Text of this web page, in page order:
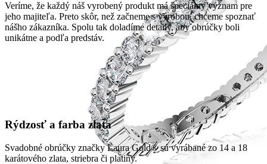
Veríme, že každý náš vyrobený produkt má špeciálny význam pre
jeho majiteľa. Preto skôr, než začneme s výrobou, chceme spoznať
nášho zákazníka. Spolu tak doladíme detaily, aby obrúčky boli
unikátne a podľa predstáv.
Rýdzosť a farba zlata
Svadobné obrúčky značky Laura Gold® sú vyrábané zo 14 a 18
karátového zlata, striebra či platiny.